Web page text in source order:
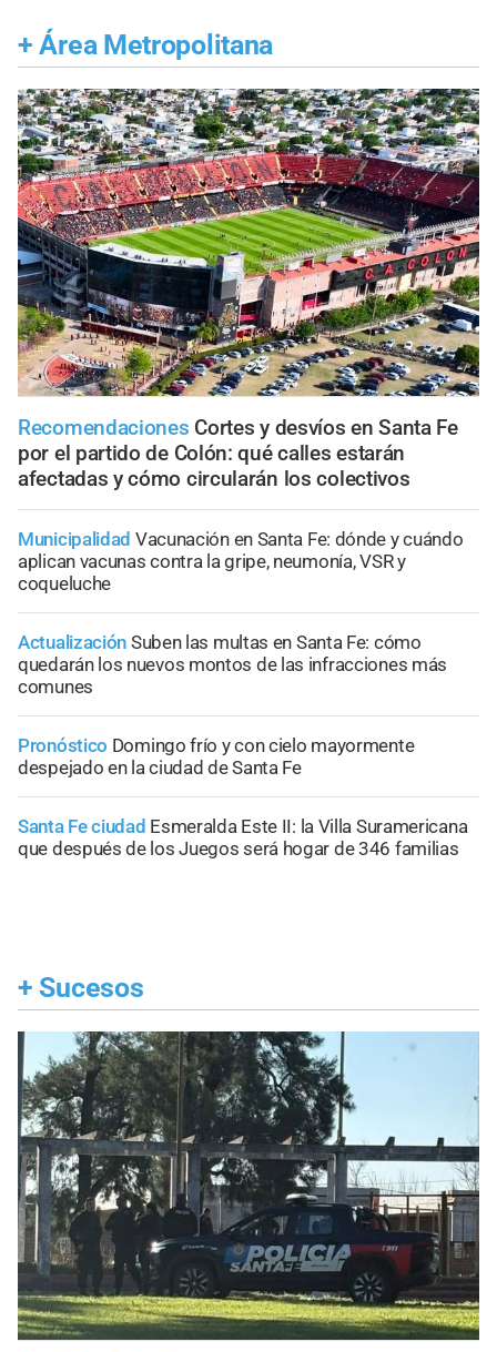
+ Área Metropolitana
Recomendaciones Cortes y desvíos en Santa Fe
por el partido de Colón: qué calles estarán
afectadas y cómo circularán los colectivos
Municipalidad Vacunación en Santa Fe: dónde y cuándo
aplican vacunas contra la gripe, neumonía, VSR y
coqueluche
Actualización Suben las multas en Santa Fe: cómo
quedarán los nuevos montos de las infracciones más
comunes
Pronóstico Domingo frío y con cielo mayormente
despejado en la ciudad de Santa Fe
Santa Fe ciudad Esmeralda Este II: la Villa Suramericana
que después de los Juegos será hogar de 346 familias
+ Sucesos